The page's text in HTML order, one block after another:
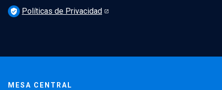
verified_user Políticas de Privacidad
MESA CENTRAL